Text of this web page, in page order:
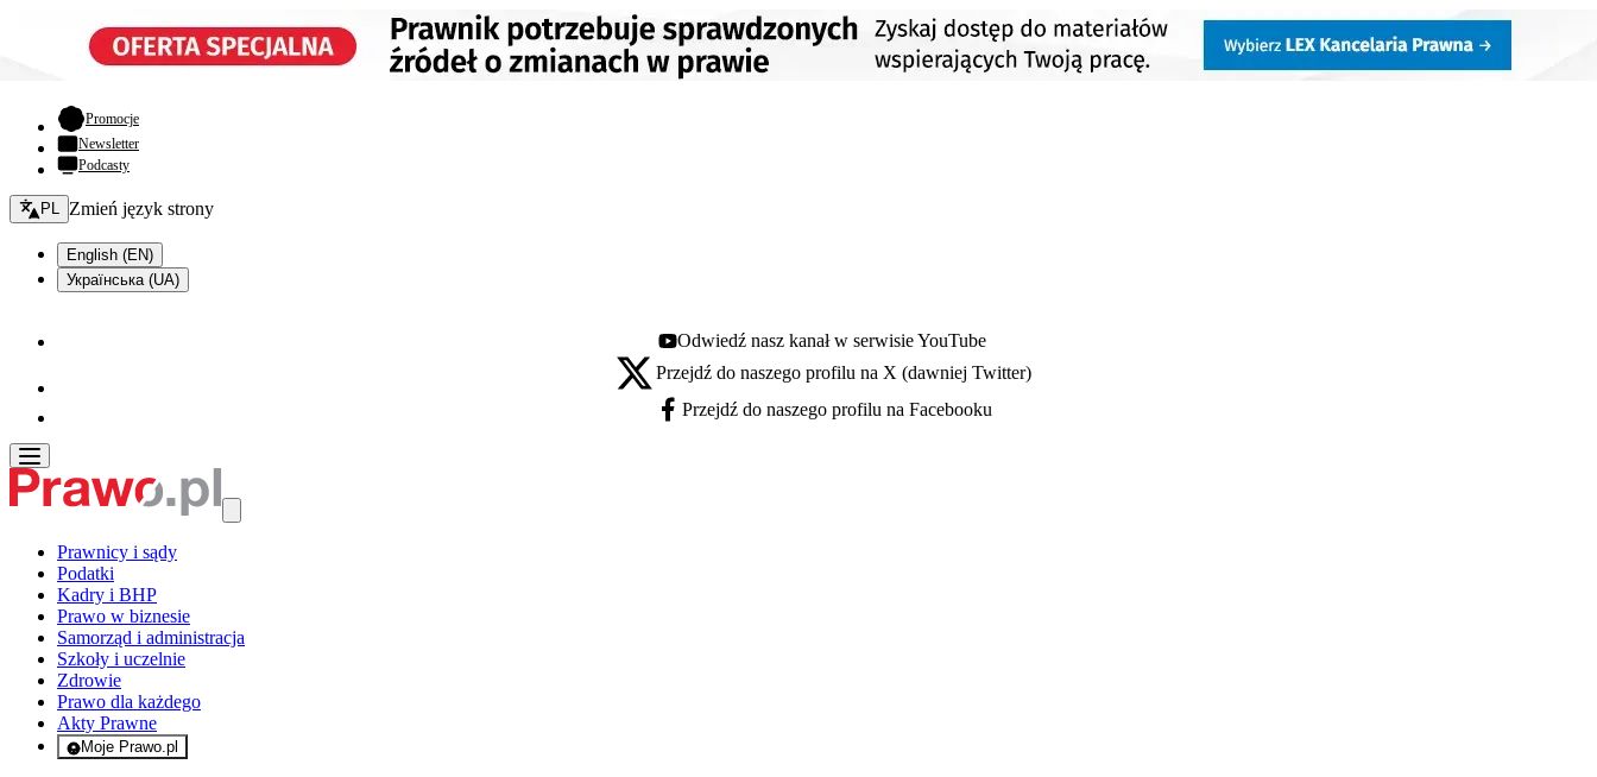
Promocje- otwiera się w nowej karcie
Newsletter
Podcasty
Zmień język - bieżący:
PL Zmień język strony
English (EN)
Українська (UA)
Youtube - otwiera się w nowej karcie
Odwiedź nasz kanał w serwisie YouTube
X - otwiera się w nowej karcie
Przejdź do naszego profilu na X (dawniej Twitter)
Facebook - otwiera się w nowej karcie
Przejdź do naszego profilu na Facebooku
Prawnicy i sądy
Podatki
Kadry i BHP
Prawo w biznesie
Samorząd i administracja
Szkoły i uczelnie
Zdrowie
Prawo dla każdego
Akty Prawne
Moje Prawo.pl
- rejestracja i logowanie do serwisu